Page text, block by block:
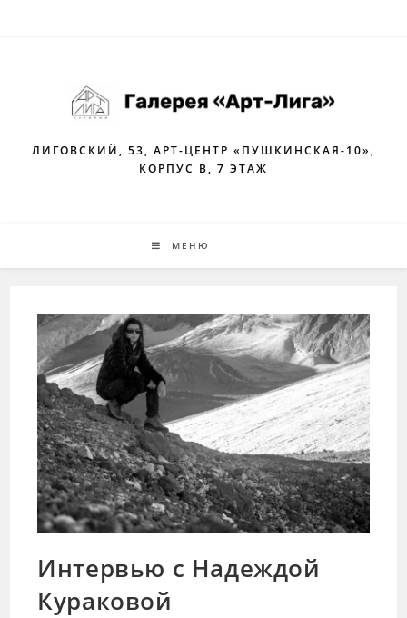
ЛИГОВСКИЙ, 53, АРТ-ЦЕНТР «ПУШКИНСКАЯ-10»,
КОРПУС В, 7 ЭТАЖ
МЕНЮ
Интервью с Надеждой
Кураковой